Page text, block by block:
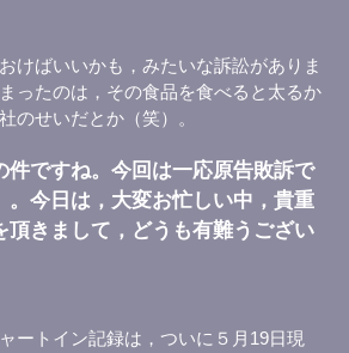
けばいいかも，みたいな訴訟がありま
ったのは，その食品を食べると太るか
のせいだとか（笑）。
件ですね。今回は一応原告敗訴で
。今日は，大変お忙しい中，貴重
頂きまして，どうも有難うござい
ートイン記録は，ついに５月19日現